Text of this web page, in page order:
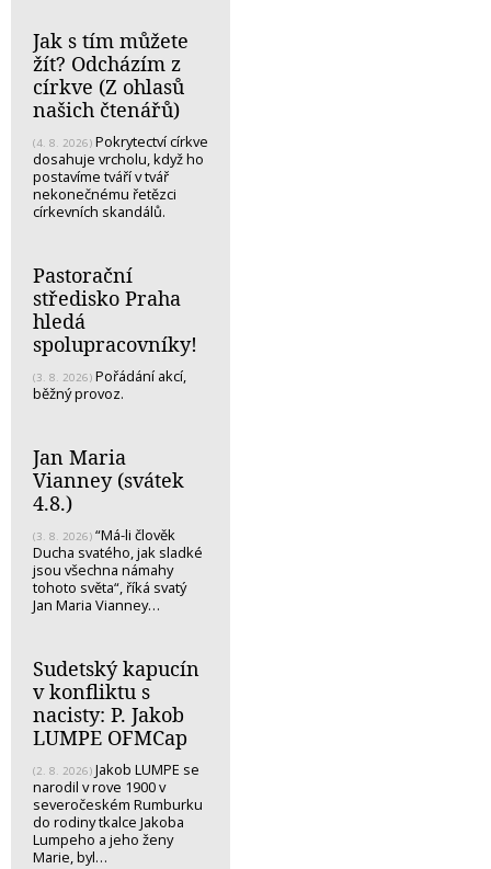
Jak s tím můžete
žít? Odcházím z
církve (Z ohlasů
našich čtenářů)
(4. 8. 2026) Pokrytectví církve
dosahuje vrcholu, když ho
postavíme tváří v tvář
nekonečnému řetězci
církevních skandálů.
Pastorační
středisko Praha
hledá
spolupracovníky!
(3. 8. 2026) Pořádání akcí,
běžný provoz.
Jan Maria
Vianney (svátek
4.8.)
(3. 8. 2026) “Má-li člověk
Ducha svatého, jak sladké
jsou všechna námahy
tohoto světa“, říká svatý
Jan Maria Vianney…
Sudetský kapucín
v konfliktu s
nacisty: P. Jakob
LUMPE OFMCap
(2. 8. 2026) Jakob LUMPE se
narodil v rove 1900 v
severočeském Rumburku
do rodiny tkalce Jakoba
Lumpeho a jeho ženy
Marie, byl…